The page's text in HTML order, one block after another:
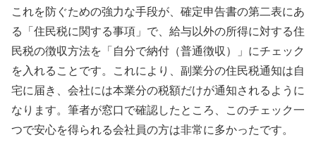
これを防ぐための強力な手段が、確定申告書の第二表にあ
る「住民税に関する事項」で、給与以外の所得に対する住
民税の徴収方法を「自分で納付（普通徴収）」にチェック
を入れることです。これにより、副業分の住民税通知は自
宅に届き、会社には本業分の税額だけが通知されるように
なります。筆者が窓口で確認したところ、このチェック一
つで安心を得られる会社員の方は非常に多かったです。